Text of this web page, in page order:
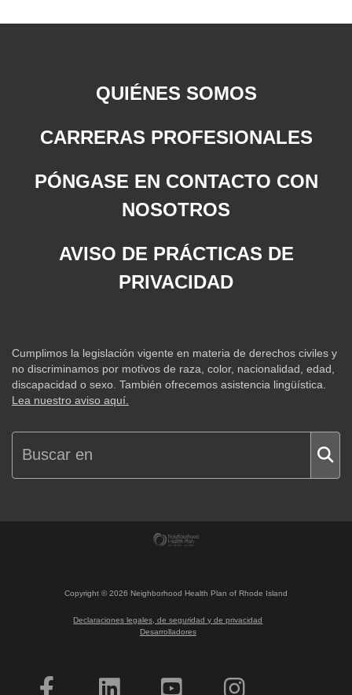
QUIÉNES SOMOS
CARRERAS PROFESIONALES
PÓNGASE EN CONTACTO CON
NOSOTROS
AVISO DE PRÁCTICAS DE
PRIVACIDAD
Cumplimos la legislación vigente en materia de derechos civiles y
no discriminamos por motivos de raza, color, nacionalidad, edad,
discapacidad o sexo. También ofrecemos asistencia lingüística.
Lea nuestro aviso aquí.
Copyright ©2026 Neighborhood Health Plan of Rhode Island
Declaraciones legales, de seguridad y de privacidad
Desarrolladores